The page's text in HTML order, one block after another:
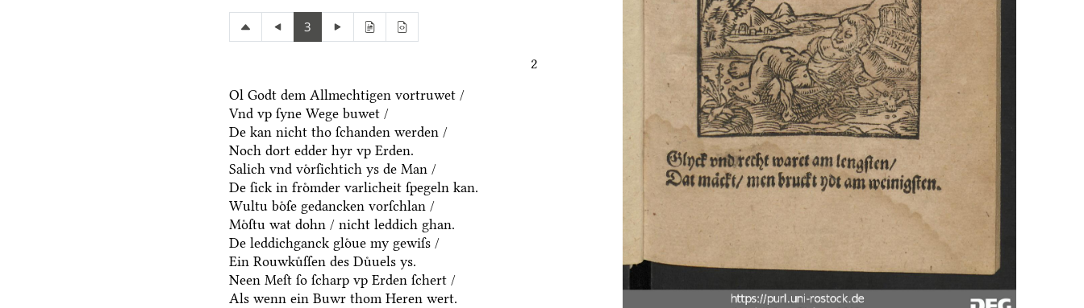
3
2
Ol Godt dem Allmechtigen vortruwet /
Vnd vp ſyne Wege buwet /
De kan nicht tho ſchanden werden /
Noch dort edder hyr vp Erden.
Salich vnd voͤrſichtich ys de Man /
De ſick in froͤmder varlicheit ſpegeln kan.
Wultu boͤſe gedancken vorſchlan /
Moͤſtu wat dohn / nicht leddich ghan.
De leddichganck gloͤue my gewiſs /
Ein Rouwkuͤſſen des Duͤuels ys.
Neen Meſt ſo ſcharp vp Erden ſchert /
Als wenn ein Buwr thom Heren wert.